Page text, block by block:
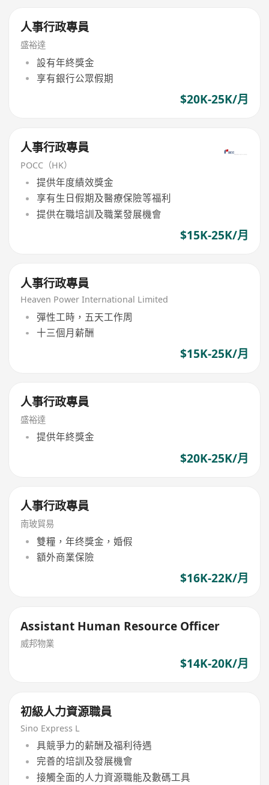
人事行政專員
盛裕達
設有年終獎金
享有銀行公眾假期
$20K-25K/月
人事行政專員
POCC（HK）
提供年度績效獎金
享有生日假期及醫療保險等福利
提供在職培訓及職業發展機會
$15K-25K/月
人事行政專員
Heaven Power International Limited
彈性工時，五天工作周
十三個月薪酬
$15K-25K/月
人事行政專員
盛裕達
提供年終獎金
$20K-25K/月
人事行政專員
南玻貿易
雙糧，年终獎金，婚假
額外商業保險
$16K-22K/月
Assistant Human Resource Officer
威邦物業
$14K-20K/月
初級人力資源職員
Sino Express L
具競爭力的薪酬及福利待遇
完善的培訓及發展機會
接觸全面的人力資源職能及數碼工具